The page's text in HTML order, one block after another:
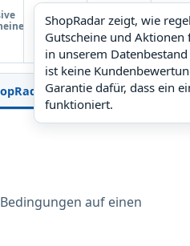
ShopRadar
noch keine Daten
ShopRadar zeigt, wie
Gutscheine und Aktionen
in unserem
ist keine
Garantie dafür, dass ein
funktioniert.
Letzte
Gutscheinprüfung
Noch keine
Prüfung
Weitere Gutscheine
auf einen